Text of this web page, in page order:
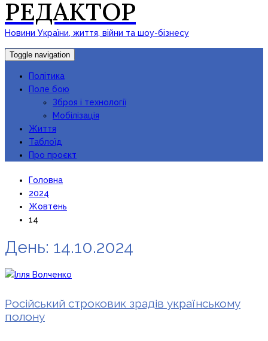
РЕДАКТОР
Новини України, життя, війни та шоу-бізнесу
Toggle navigation
Політика
Поле бою
Зброя і технології
Мобілізація
Життя
Таблоїд
Про проєкт
Головна
2024
Жовтень
14
День: 14.10.2024
Російський строковик зрадів українському
полону